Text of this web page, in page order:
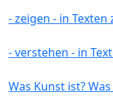
- zeigen - in
- verstehen - in
Was Kunst ist?